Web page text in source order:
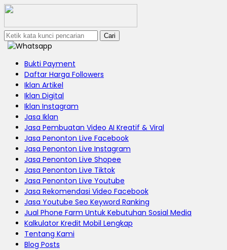
Cari
Bukti Payment
Daftar Harga Followers
Iklan Artikel
Iklan Digital
Iklan Instagram
Jasa Iklan
Jasa Pembuatan Video AI Kreatif & Viral
Jasa Penonton Live Facebook
Jasa Penonton Live Instagram
Jasa Penonton Live Shopee
Jasa Penonton Live Tiktok
Jasa Penonton Live Youtube
Jasa Rekomendasi Video Facebook
Jasa Youtube Seo Keyword Ranking
Jual Phone Farm Untuk Kebutuhan Sosial Media
Kalkulator Kredit Mobil Lengkap
Tentang Kami
Blog Posts